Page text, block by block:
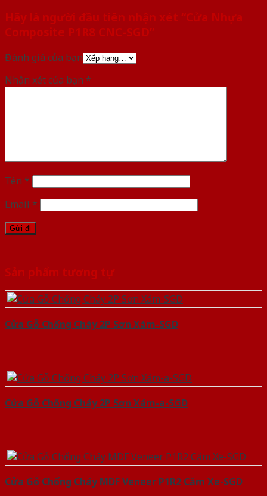
Hãy là người đầu tiên nhận xét “Cửa Nhựa
Composite P1R8 CNC-SGD”
Đánh giá của bạn
Nhận xét của bạn *
Tên *
Email *
Sản phẩm tương tự
Cửa Gỗ Chống Cháy 2P Sơn Xám-SGD
Cửa Gỗ Chống Cháy 2P Sơn Xám-a-SGD
Cửa Gỗ Chống Cháy MDF Veneer P1R2 Căm Xe-SGD